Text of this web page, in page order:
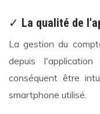
✓ La qualité de
La gestion du
depuis
conséquent être
smartphone utilisé.